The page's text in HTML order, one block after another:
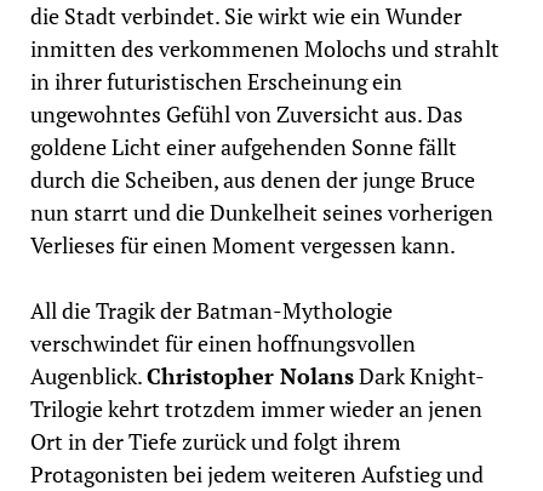
die Stadt verbindet. Sie wirkt wie ein Wunder
inmitten des verkommenen Molochs und strahlt
in ihrer futuristischen Erscheinung ein
ungewohntes Gefühl von Zuversicht aus. Das
goldene Licht einer aufgehenden Sonne fällt
durch die Scheiben, aus denen der junge Bruce
nun starrt und die Dunkelheit seines vorherigen
Verlieses für einen Moment vergessen kann.
All die Tragik der Batman-Mythologie
verschwindet für einen hoffnungsvollen
Augenblick.Christopher NolansDark Knight-
Trilogie kehrt trotzdem immer wieder an jenen
Ort in der Tiefe zurück und folgt ihrem
Protagonisten bei jedem weiteren Aufstieg und